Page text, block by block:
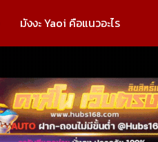
มังงะ Yaoi คือแนวอะไร